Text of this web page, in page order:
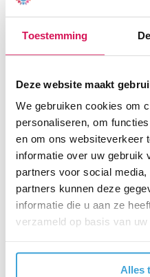
Toestemming
Deze website maakt
We gebruiken cookies om
personaliseren, om
en om ons websiteverkeer
informatie over uw gebruik
partners voor social
partners kunnen deze
informatie die u aan ze
verzameld op basis van
Alles
kwaliteitsondersteuner)
Astrid Haasdijk(adviseur
Marjolein Brouwer
Voor vragen kunt u mailen